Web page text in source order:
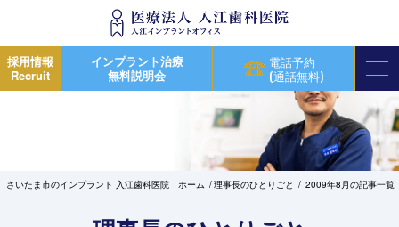
採用情報
Recruit
インプラント治療
無料説明会
電話予約
(通話無料)
さいたま市のインプラント 入江歯科医院 ホーム 理事長のひとりごと 2009年8月の記事一覧